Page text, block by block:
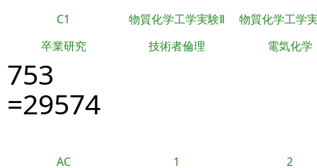
C1 物質化学工学実験Ⅱ
物質化学工学
卒業研究
技術者倫理 電気化学
753
=29574
AC 1
2